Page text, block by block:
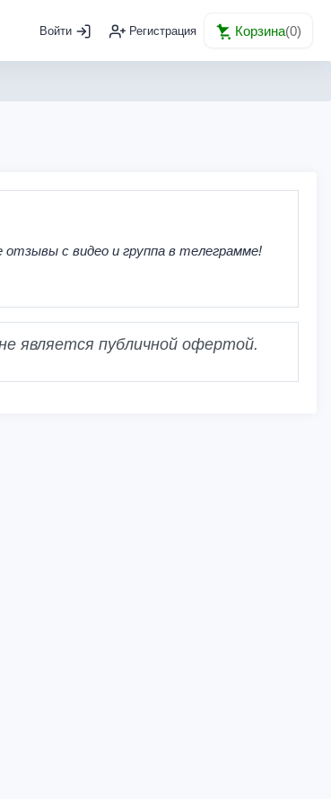
Войти Регистрация Корзина(0)
с видео и группа в телеграмме!
является публичной офертой.